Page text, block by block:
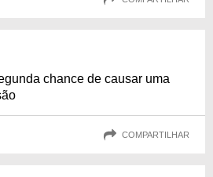
chance de causar uma
COMPARTILHAR